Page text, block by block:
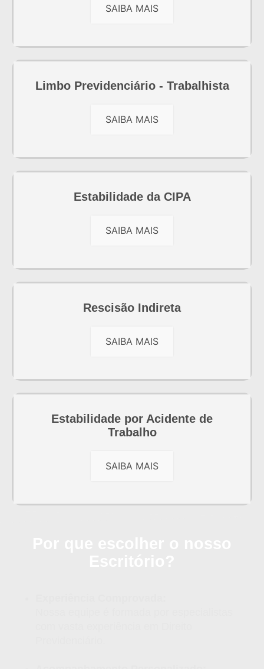
SAIBA MAIS
Limbo Previdenciário - Trabalhista
SAIBA MAIS
Estabilidade da CIPA
SAIBA MAIS
Rescisão Indireta
SAIBA MAIS
Estabilidade por Acidente de
Trabalho
SAIBA MAIS